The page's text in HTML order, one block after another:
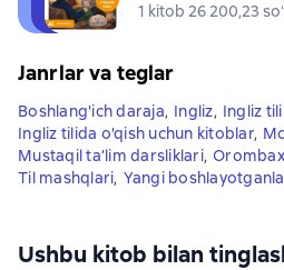
1 kitob 26 200,23
Janrlar va teglar
Boshlang'ich daraja, Ingliz, Ingliz
Ingliz tilida o'qish uchun kitoblar,
Mustaqil ta’lim darsliklari,
Til mashqlari, Yangi
Ushbu kitob bilan